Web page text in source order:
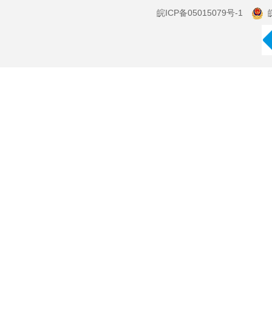
皖ICP备05015079号-1